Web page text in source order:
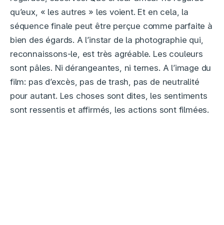
qu’eux, « les autres » les voient. Et en cela, la
séquence finale peut être perçue comme parfaite à
bien des égards. A l’instar de la photographie qui,
reconnaissons-le, est très agréable. Les couleurs
sont pâles. Ni dérangeantes, ni ternes. A l’image du
film: pas d’excès, pas de trash, pas de neutralité
pour autant. Les choses sont dites, les sentiments
sont ressentis et affirmés, les actions sont filmées.